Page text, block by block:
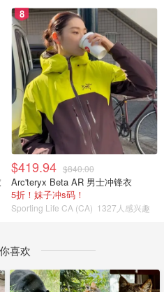
8
$419.94 $840.00
Arc'teryx Beta AR 男士冲锋衣
5折！妹子冲s码！
Sporting Life CA (CA) 1327人感兴趣
喜欢